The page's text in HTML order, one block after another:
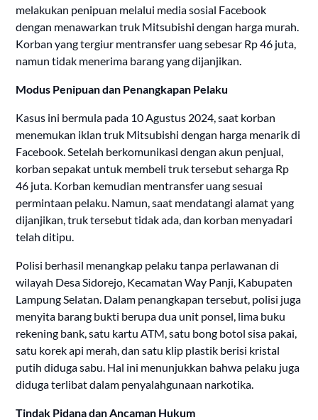
melakukan penipuan melalui media sosial Facebook
dengan menawarkan truk Mitsubishi dengan harga murah.
Korban yang tergiur mentransfer uang sebesar Rp 46 juta,
namun tidak menerima barang yang dijanjikan.
Modus Penipuan dan Penangkapan Pelaku
Kasus ini bermula pada 10 Agustus 2024, saat korban
menemukan iklan truk Mitsubishi dengan harga menarik di
Facebook. Setelah berkomunikasi dengan akun penjual,
korban sepakat untuk membeli truk tersebut seharga Rp
46 juta. Korban kemudian mentransfer uang sesuai
permintaan pelaku. Namun, saat mendatangi alamat yang
dijanjikan, truk tersebut tidak ada, dan korban menyadari
telah ditipu.
Polisi berhasil menangkap pelaku tanpa perlawanan di
wilayah Desa Sidorejo, Kecamatan Way Panji, Kabupaten
Lampung Selatan. Dalam penangkapan tersebut, polisi juga
menyita barang bukti berupa dua unit ponsel, lima buku
rekening bank, satu kartu ATM, satu bong botol sisa pakai,
satu korek api merah, dan satu klip plastik berisi kristal
putih diduga sabu. Hal ini menunjukkan bahwa pelaku juga
diduga terlibat dalam penyalahgunaan narkotika.
Tindak Pidana dan Ancaman Hukum